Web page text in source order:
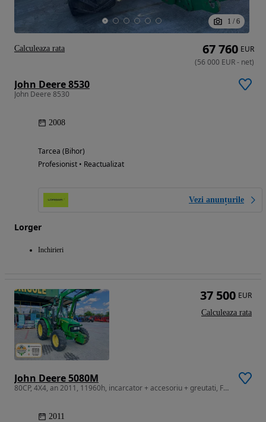
1 / 6
John Deere 8530
John Deere 8530
2008
Tarcea (Bihor)
Profesionist • Reactualizat
Vezi anunțurile
Lorger
Inchirieri
67 760 EUR
(56 000 EUR- net)
Calculeaza rata
John Deere 5080M
80CP, 4X4, an 2011, 11960h, incarcator + accesoriu + greutati, Franta
2011
37 500 EUR
Calculeaza rata